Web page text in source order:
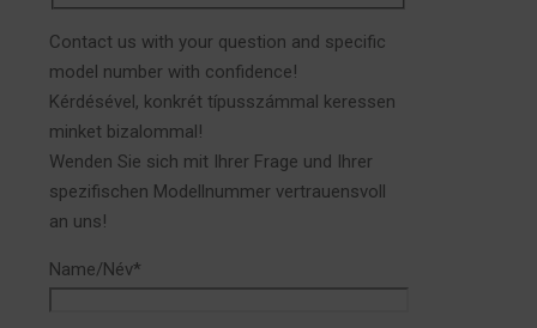
Contact us with your question and specific
model number with confidence!
Kérdésével, konkrét típusszámmal keressen
minket bizalommal!
Wenden Sie sich mit Ihrer Frage und Ihrer
spezifischen Modellnummer vertrauensvoll
an uns!
Name/Név*